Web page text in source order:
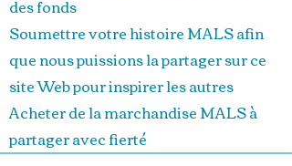
des fonds
Soumettre votre histoire MALS afin
que nous puissions la partager sur ce
site Web pour inspirer les autres
Acheter de la marchandise MALS à
partager avec fierté